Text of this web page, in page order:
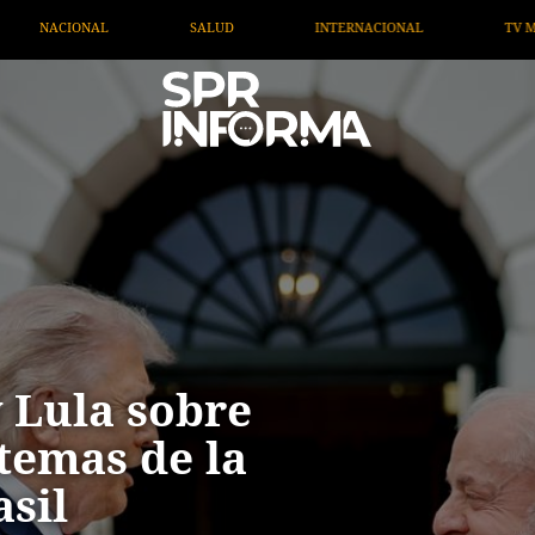
INTERNACIONAL TV MIGRANTE INFORMA
sobre
de la